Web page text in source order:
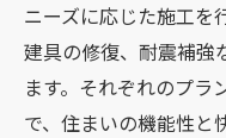
ニーズに応じた施工を
建具の修復、耐震補強
ます。それぞれのプラ
で、住まいの機能性と